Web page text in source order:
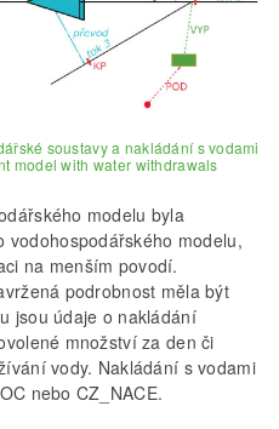
soustavy a nakládání s vodami
model with water withdrawals
modelu byla
modelu,
na menším povodí.
podrobnost měla být
jsou údaje o nakládání
množství za den či
vody. Nakládání s vodami
nebo CZ_NACE.